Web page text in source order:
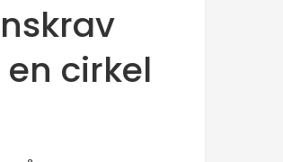
cirkel